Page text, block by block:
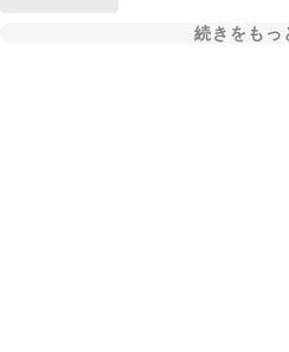
続きをもっ